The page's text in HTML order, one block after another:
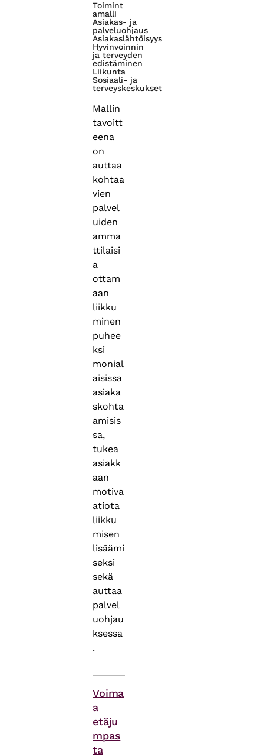
Toimint
amalli
Asiakas- ja
palveluohjaus
Asiakaslähtöisyys
Hyvinvoinnin
ja terveyden
edistäminen
Liikunta
Sosiaali- ja
terveyskeskukset
Mallin
tavoitt
eena
on
auttaa
kohtaa
vien
palvel
uiden
amma
ttilaisi
a
ottam
aan
liikku
minen
puhee
ksi
monial
aisissa
asiaka
skohta
amisis
sa,
tukea
asiakk
aan
motiva
atiota
liikku
misen
lisäämi
seksi
sekä
auttaa
palvel
uohjau
ksessa
.
Voima
a
etäju
mpas
ta